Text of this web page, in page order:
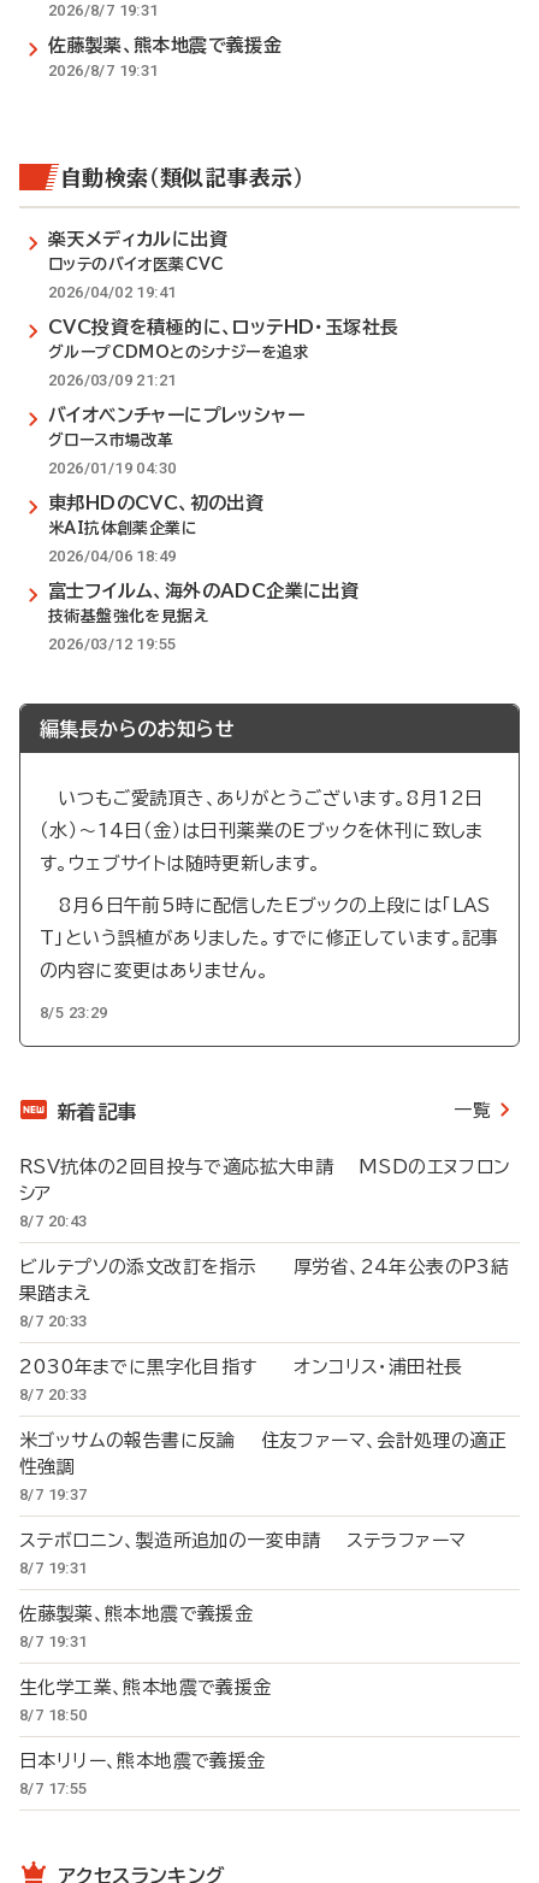
2026/8/7 19:31
佐藤製薬、熊本地震で義援金
2026/8/7 19:31
自動検索（類似記事表示）
楽天メディカルに出資
ロッテのバイオ医薬CVC
2026/04/02 19:41
CVC投資を積極的に、ロッテHD・玉塚社長
グループCDMOとのシナジーを追求
2026/03/09 21:21
バイオベンチャーにプレッシャー
グロース市場改革
2026/01/19 04:30
東邦HDのCVC、初の出資
米AI抗体創薬企業に
2026/04/06 18:49
富士フイルム、海外のADC企業に出資
技術基盤強化を見据え
2026/03/12 19:55
編集長からのお知らせ
いつもご愛読頂き、ありがとうございます。8月12日
（水）～14日（金）は日刊薬業のEブックを休刊に致しま
す。ウェブサイトは随時更新します。
8月6日午前5時に配信したEブックの上段には「LAS
T」という誤植がありました。すでに修正しています。記事
の内容に変更はありません。
8/5 23:29
新着記事 一覧
RSV抗体の2回目投与で適応拡大申請 MSDのエヌフロン
シア
8/7 20:43
ビルテプソの添文改訂を指示 厚労省、24年公表のP3結
果踏まえ
8/7 20:33
2030年までに黒字化目指す オンコリス・浦田社長
8/7 20:33
米ゴッサムの報告書に反論 住友ファーマ、会計処理の適正
性強調
8/7 19:37
ステボロニン、製造所追加の一変申請 ステラファーマ
8/7 19:31
佐藤製薬、熊本地震で義援金
8/7 19:31
生化学工業、熊本地震で義援金
8/7 18:50
日本リリー、熊本地震で義援金
8/7 17:55
アクセスランキング